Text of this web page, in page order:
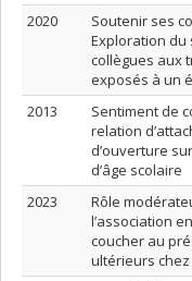
2020
Soutenir ses
Exploration
collègues aux
exposés à un
2013
Sentiment de
relation
d’ouverture
d’âge scolaire
2023
Rôle
l’association
coucher au
ultérieurs